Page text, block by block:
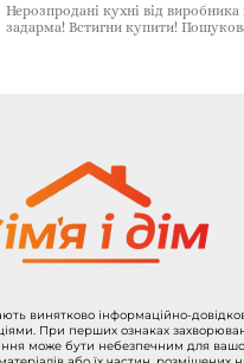
Нерозпродані кухні від
задарма! Встигни купити!
винятково інформаційно-
При перших ознаках
може бути небезпечним для